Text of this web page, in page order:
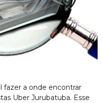
fazer a onde encontrar
Uber Jurubatuba. Esse